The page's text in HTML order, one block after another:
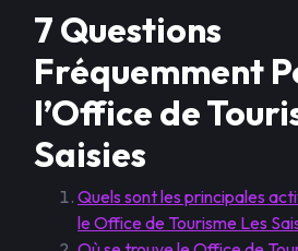
7 Questions
Fréquemment
l’Office de
Saisies
Quels sont les principales
le Office de Tourisme Les